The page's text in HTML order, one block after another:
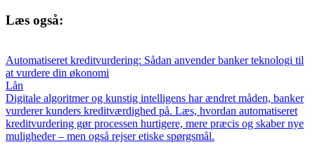
Læs også:
Automatiseret kreditvurdering: Sådan anvender banker teknologi til
at vurdere din økonomi
Lån
Digitale algoritmer og kunstig intelligens har ændret måden, banker
vurderer kunders kreditværdighed på. Læs, hvordan automatiseret
kreditvurdering gør processen hurtigere, mere præcis og skaber nye
muligheder – men også rejser etiske spørgsmål.